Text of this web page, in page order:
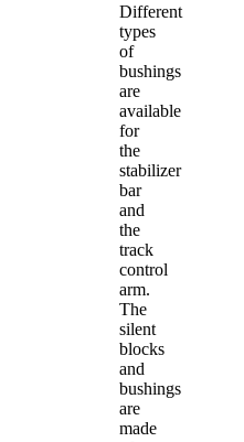
Different
types
of
bushings
are
available
for
the
stabilizer
bar
and
the
track
control
arm.
The
silent
blocks
and
bushings
are
made